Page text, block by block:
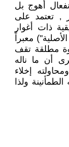
أهوج بل
, تعتمد على
ذات أغوار
معبراً
مطلقة تقف
أن ما ناله
إخلاء
ولذا